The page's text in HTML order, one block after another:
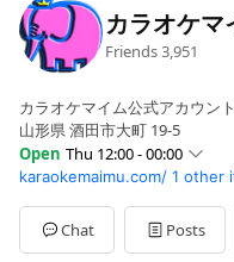
カラオケ
Friends3,951
カラオケマイム公式アカウン
山形県 酒田市大町 19-5
Open Thu 12:00 - 00:00
Sun11:00 - 00:00
Mon12:00 - 00:00
Tue12:00 - 00:00
Wed12:00 - 00:00
karaokemaimu.com/ 1 other
Chat Posts